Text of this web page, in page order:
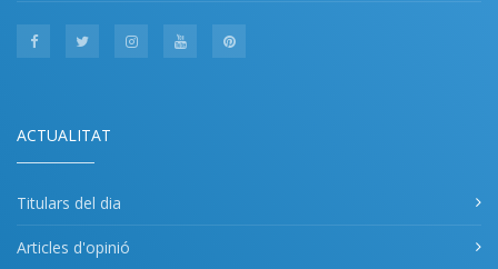
ACTUALITAT
Titulars del dia
Articles d'opinió